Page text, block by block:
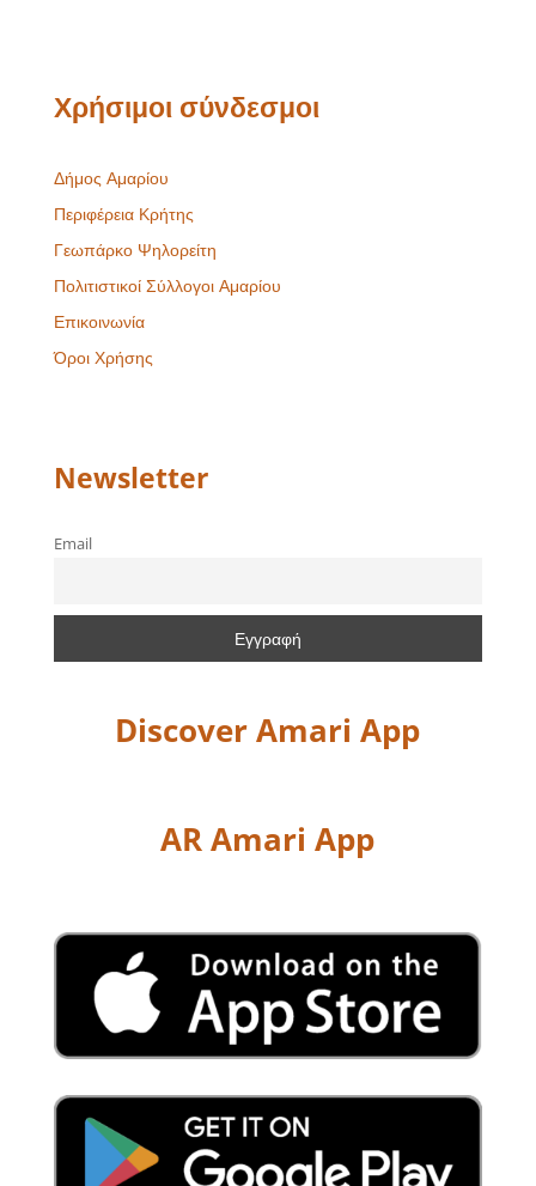
Χρήσιμοι σύνδεσμοι
Δήμος Αμαρίου
Περιφέρεια Κρήτης
Γεωπάρκο Ψηλορείτη
Πολιτιστικοί Σύλλογοι Αμαρίου
Επικοινωνία
Όροι Χρήσης
Newsletter
Email
Discover Amari App
AR Amari App